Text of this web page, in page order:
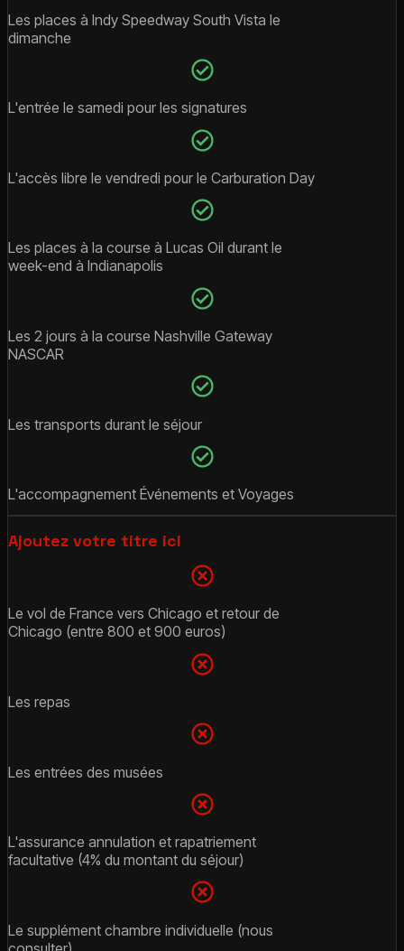
Les places à Indy Speedway South Vista le
dimanche
L'entrée le samedi pour les signatures
L'accès libre le vendredi pour le Carburation Day
Les places à la course à Lucas Oil durant le
week-end à Indianapolis
Les 2 jours à la course Nashville Gateway
NASCAR
Les transports durant le séjour
L'accompagnement Événements et Voyages
Ajoutez votre titre ici
Le vol de France vers Chicago et retour de
Chicago (entre 800 et 900 euros)
Les repas
Les entrées des musées
L'assurance annulation et rapatriement
facultative (4% du montant du séjour)
Le supplément chambre individuelle (nous